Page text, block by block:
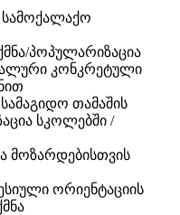
პოპულარიზაცია
კონკრეტული
თამაშის
სკოლებში /
მოზარდებისთვის
ორიენტაციის